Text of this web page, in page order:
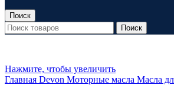
Поиск
Поиск
Нажмите, чтобы увеличить
Главная Devon Моторные масла Масла